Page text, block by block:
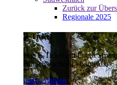
Zurück zur
Regionale 2025
E-Ticket
Das E-Ticket auf Ihrem
einfach - schnell - bargeldlos
mehr erfahren